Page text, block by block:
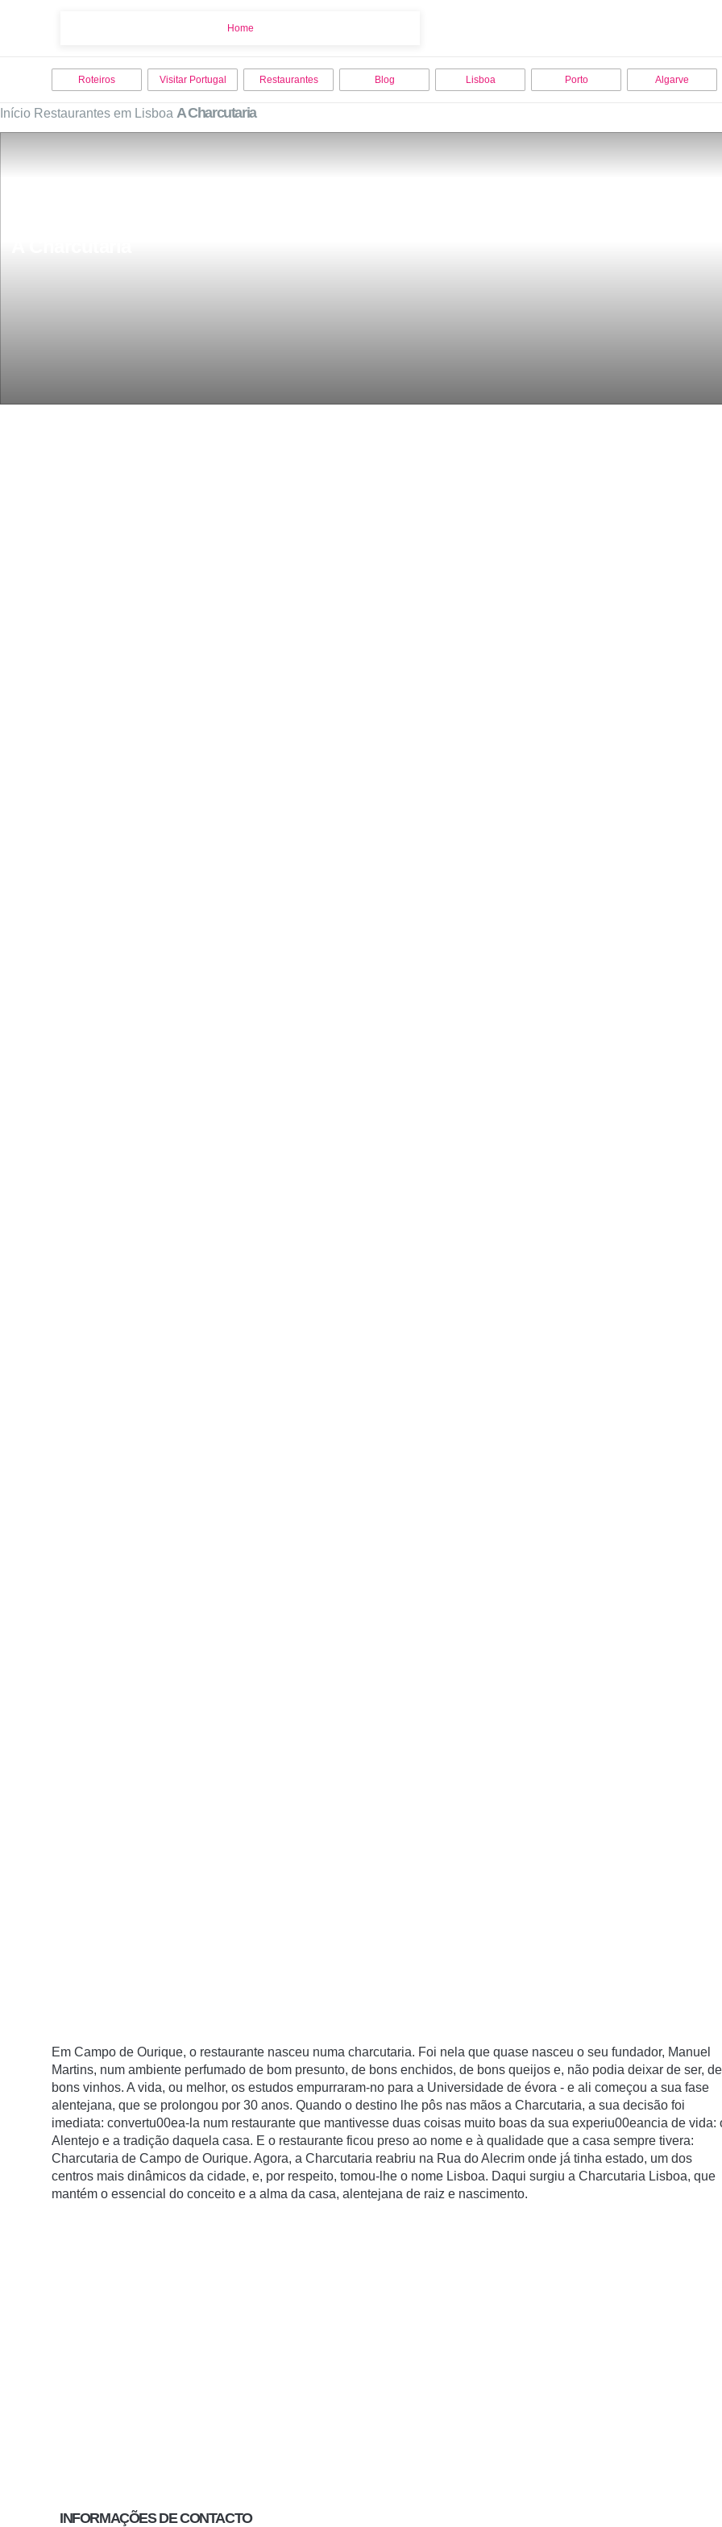
Home
Roteiros Visitar Portugal Restaurantes Blog Lisboa Porto Algarve
Início Restaurantes em Lisboa A Charcutaria
Em Campo de Ourique, o restaurante nasceu numa charcutaria. Foi nela que quase nasceu o seu fundador, Manuel
Martins, num ambiente perfumado de bom presunto, de bons enchidos, de bons queijos e, não podia deixar de ser, de
bons vinhos. A vida, ou melhor, os estudos empurraram-no para a Universidade de évora - e ali começou a sua fase
alentejana, que se prolongou por 30 anos. Quando o destino lhe pôs nas mãos a Charcutaria, a sua decisão foi
imediata: convertu00ea-la num restaurante que mantivesse duas coisas muito boas da sua experiu00eancia de vida:
Alentejo e a tradição daquela casa. E o restaurante ficou preso ao nome e à qualidade que a casa sempre tivera:
Charcutaria de Campo de Ourique. Agora, a Charcutaria reabriu na Rua do Alecrim onde já tinha estado, um dos
centros mais dinâmicos da cidade, e, por respeito, tomou-lhe o nome Lisboa. Daqui surgiu a Charcutaria Lisboa, que
mantém o essencial do conceito e a alma da casa, alentejana de raiz e nascimento.
INFORMAÇÕES DE CONTACTO